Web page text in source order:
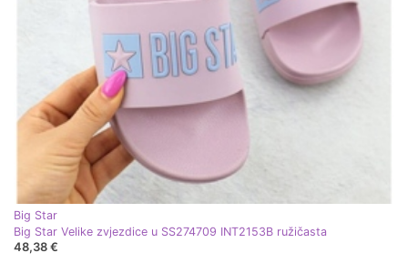
Big Star
Big Star Velike zvjezdice u SS274709 INT2153B ružičasta
48,38 €